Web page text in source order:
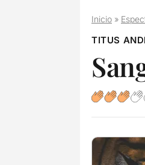
Inicio»
TITUS